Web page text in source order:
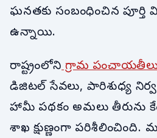
ఘనతకు సంబంధించిన పూర్తి
ఉన్నాయి.
రాష్ట్రంలోనిగ్రామ
డిజిటల్ సేవలు, పారిశుధ్య
హామీ పథకం అమలు తీరును
శాఖ క్షుణ్ణంగా పరిశీలించింది.